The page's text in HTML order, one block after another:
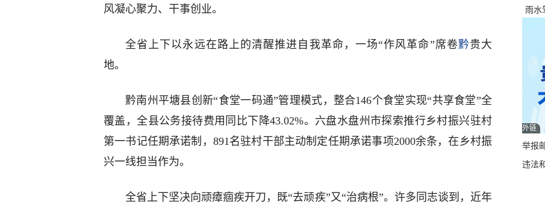
风凝心聚力、干事创业。
全省上下以永远在路上的清醒推进自我革命，一场“作风革命”席卷黔贵大
地。
黔南州平塘县创新“食堂一码通”管理模式，整合146个食堂实现“共享食堂”全
覆盖，全县公务接待费用同比下降43.02%。六盘水盘州市探索推行乡村振兴驻村
第一书记任期承诺制，891名驻村干部主动制定任期承诺事项2000余条，在乡村振
兴一线担当作为。
全省上下坚决向顽瘴痼疾开刀，既“去顽疾”又“治病根”。许多同志谈到，近年
展，
雨水
外链
举报
违法